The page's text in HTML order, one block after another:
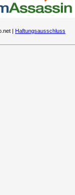
| Haftungsausschluss